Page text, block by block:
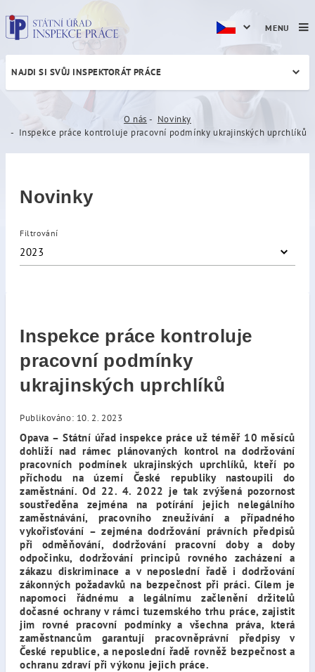
Inspekce práce kontroluje
NAJDI SI SVŮJ INSPEKTORÁT PRÁCE
O nás
Novinky
Inspekce práce kontroluje pracovní podmínky ukrajinských uprchlíků
Novinky
Filtrování
2023
Inspekce práce kontroluje
pracovní podmínky
ukrajinských uprchlíků
Publikováno: 10. 2. 2023
Opava – Státní úřad inspekce práce už téměř 10 měsíců
dohlíží nad rámec plánovaných kontrol na dodržování
pracovních podmínek ukrajinských uprchlíků, kteří po
příchodu na území České republiky nastoupili do
zaměstnání. Od 22. 4. 2022 je tak zvýšená pozornost
soustředěna zejména na potírání jejich nelegálního
zaměstnávání, pracovního zneužívání a případného
vykořisťování – zejména dodržování právních předpisů
při odměňování, dodržování pracovní doby a doby
odpočinku, dodržování principů rovného zacházení a
zákazu diskriminace a v neposlední řadě i dodržování
zákonných požadavků na bezpečnost při práci. Cílem je
napomoci řádnému a legálnímu začlenění držitelů
dočasné ochrany v rámci tuzemského trhu práce, zajistit
jim rovné pracovní podmínky a všechna práva, která
zaměstnancům garantují pracovněprávní předpisy v
České republice, a neposlední řadě rovněž bezpečnost a
ochranu zdraví při výkonu jejich práce.
MENU